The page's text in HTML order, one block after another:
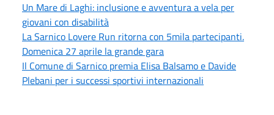
Un Mare di Laghi: inclusione e avventura a vela per
giovani con disabilità
La Sarnico Lovere Run ritorna con 5mila partecipanti.
Domenica 27 aprile la grande gara
Il Comune di Sarnico premia Elisa Balsamo e Davide
Plebani per i successi sportivi internazionali